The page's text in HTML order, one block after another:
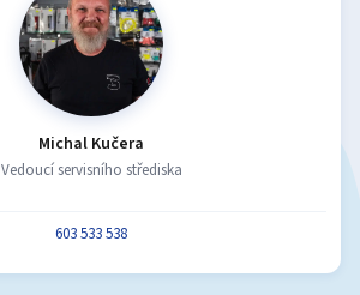
Michal Kučera
Vedoucí servisního střediska
603 533 538